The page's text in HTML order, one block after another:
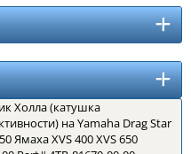
Холла (катушка
на Yamaha Drag Star
Ямаха XVS 400 XVS 650